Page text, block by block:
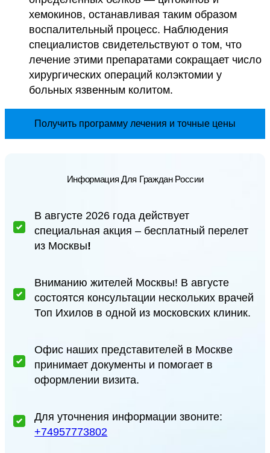
хемокинов, останавливая таким образом
воспалительный процесс. Наблюдения
специалистов свидетельствуют о том, что
лечение этими препаратами сокращает число
хирургических операций колэктомии у
больных язвенным колитом.
Получить программу лечения и точные цены
Информация Для Граждан России
В августе 2026 года действует
специальная акция – бесплатный перелет
из Москвы!
Вниманию жителей Москвы! В августе
состоятся консультации нескольких врачей
Топ Ихилов в одной из московских клиник.
Офис наших представителей в Москве
принимает документы и помогает в
оформлении визита.
Для уточнения информации звоните:
+74957773802